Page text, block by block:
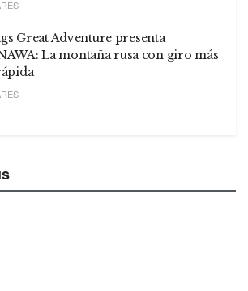
Great Adventure presenta
La montaña rusa con giro más